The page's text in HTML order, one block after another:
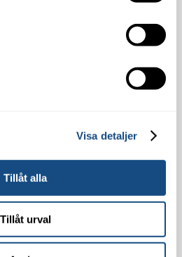
Visa detaljer
Tillåt alla
Tillåt urval